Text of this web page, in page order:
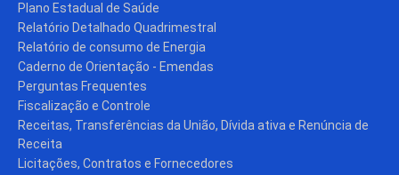
Plano Estadual de Saúde
Relatório Detalhado Quadrimestral
Relatório de consumo de Energia
Caderno de Orientação - Emendas
Perguntas Frequentes
Fiscalização e Controle
Receitas, Transferências da União, Dívida ativa e Renúncia de
Receita
Licitações, Contratos e Fornecedores